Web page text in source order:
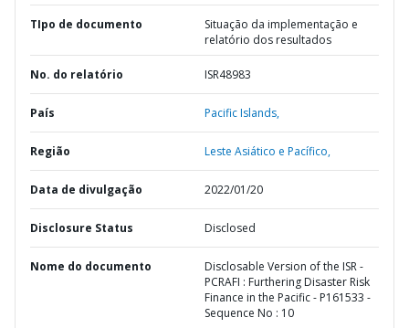
TIpo de documento
Situação da implementação e
relatório dos resultados
No. do relatório ISR48983
País Pacific Islands,
Região Leste Asiático e Pacífico,
Data de divulgação 2022/01/20
Disclosure Status Disclosed
Nome do documento
Disclosable Version of the ISR -
PCRAFI : Furthering Disaster Risk
Finance in the Pacific - P161533 -
Sequence No : 10